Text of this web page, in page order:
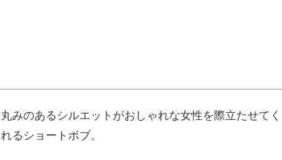
丸みのあるシルエットがおしゃれな女性を際立たせてく
れるショートボブ。